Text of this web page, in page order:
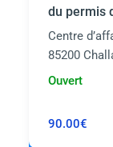
du permis
Centre
85200
Ouvert
90.00€